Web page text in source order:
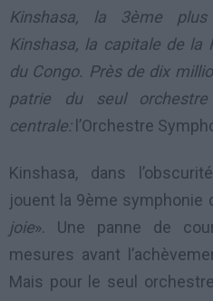
Kinshasa, la 3ème plus
Kinshasa, la capitale de la
du Congo. Près de dix
patrie du seul orchestre
centrale:l’Orchestre
Kinshasa, dans
jouent la 9ème symphonie
joie». Une panne de
mesures avant
Mais pour le seul